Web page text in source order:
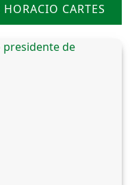
CARTES